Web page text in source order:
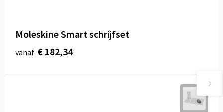
Moleskine Smart schrijfset
vanaf € 182,34